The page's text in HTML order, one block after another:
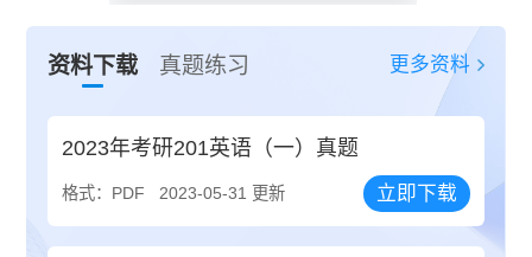
资料下载 真题练习 更多资料
2023年考研201英语（一）真题
格式：PDF 2023-05-31 更新 立即下载